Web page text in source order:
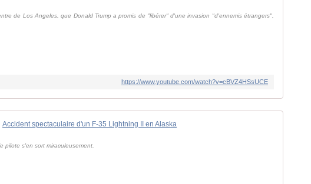
de Los Angeles, que Donald Trump a promis de "libérer" d'une invasion "d'ennemis étrangers",
https://www.youtube.com/watch?v=cBVZ4HSsUCE
Accident spectaculaire d'un F-35 Lightning II en Alaska
pilote s'en sort miraculeusement.